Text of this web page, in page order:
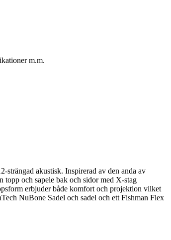
m.m.
strängad akustisk. Inspirerad av den anda av
och sapele bak och sidor med X-stag
erbjuder både komfort och projektion vilket
NuBone Sadel och sadel och ett Fishman Flex